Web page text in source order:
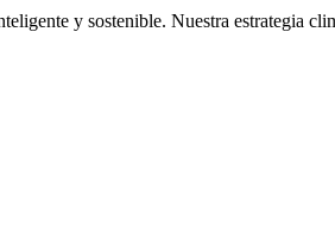
y sostenible. Nuestra estrategia